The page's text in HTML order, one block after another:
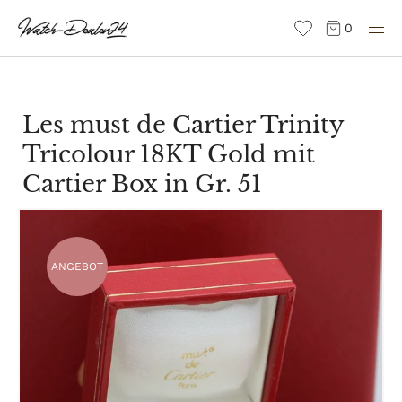
zum
Inhalt
0
Les must de Cartier Trinity
Tricolour 18KT Gold mit
Cartier Box in Gr. 51
ANGEBOT